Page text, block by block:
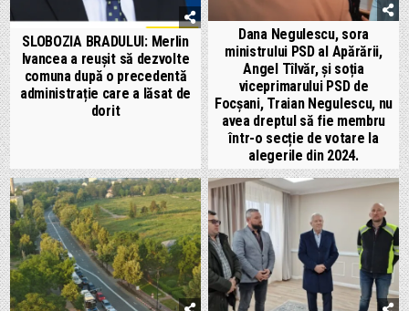
SLOBOZIA BRADULUI: Merlin
Ivancea a reușit să dezvolte
comuna după o precedentă
administrație care a lăsat de
dorit
Dana Negulescu, sora
ministrului PSD al Apărării,
Angel Tîlvăr, și soția
viceprimarului PSD de
Focșani, Traian Negulescu, nu
avea dreptul să fie membru
într-o secție de votare la
alegerile din 2024.